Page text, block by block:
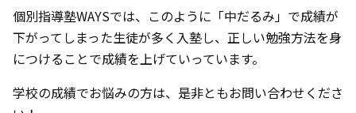
個別指導塾WAYSでは、このように「中だるみ」で成績が
下がってしまった生徒が多く入塾し、正しい勉強方法を身
につけることで成績を上げていっています。
学校の成績でお悩みの方は、是非ともお問い合わせくださ